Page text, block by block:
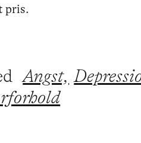
pris.
Angst,